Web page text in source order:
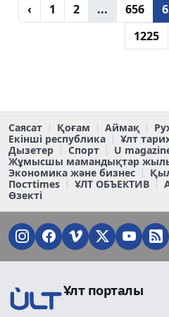
‹ 1 2 ... 656
1225
Саясат Қоғам Аймақ
Екінші республика
Ұлт
Дызетер
Спорт U
Жұмысшы мамандықтар
Экономика және бизнес
Постtimes
ҰЛТ ОБЪЕКТИВ
Өзекті
Ұлт порталы